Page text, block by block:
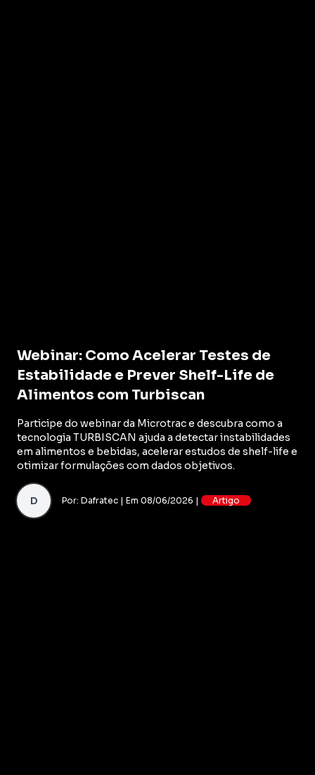
Webinar: Como Acelerar Testes de
Estabilidade e Prever Shelf-Life de
Alimentos com Turbiscan
Participe do webinar da Microtrac e descubra como a
tecnologia TURBISCAN ajuda a detectar instabilidades
em alimentos e bebidas, acelerar estudos de shelf-life e
otimizar formulações com dados objetivos.
D Por: Dafratec | Em 08/06/2026 | Artigo